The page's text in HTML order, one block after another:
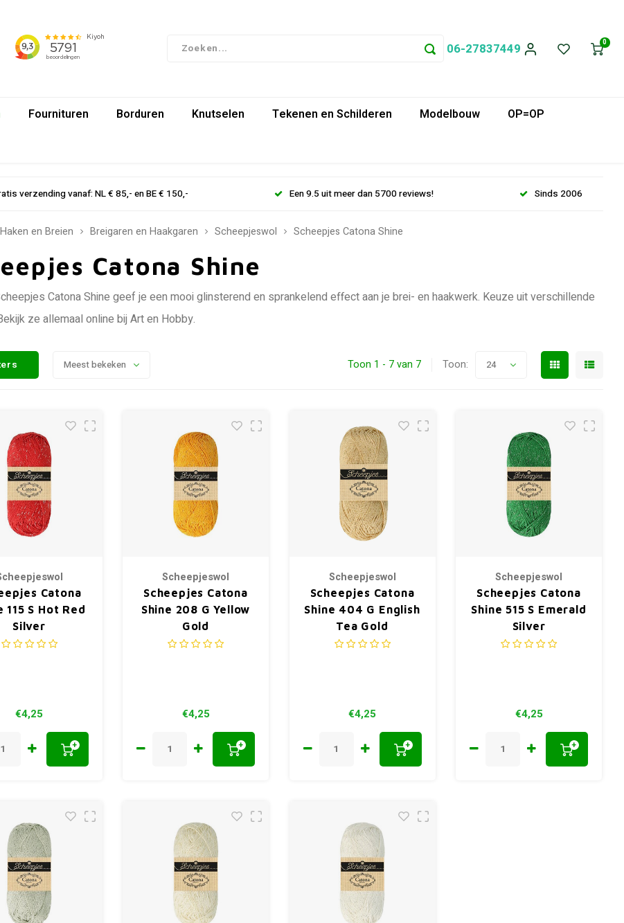
06-27837449 0
Fournituren Borduren Knutselen Tekenen en Schilderen Modelbouw
OP=OP
verzending vanaf: NL € 85,- en BE € 150,- Een 9.5 uit meer dan 5700 reviews! Sinds 2006
Haken en Breien Breigaren en Haakgaren Scheepjeswol Scheepjes Catona Shine
Catona Shine
Catona Shine geef je een mooi glinsterend en sprankelend effect aan je brei- en haakwerk. Keuze uit verschillende
ze allemaal online bij Art en Hobby.
Meest bekeken Toon 1 - 7 van 7 Toon: 24
Catona
115 S Hot Red
Silver
€4,25
+
Scheepjeswol
Scheepjes Catona
Shine 208 G Yellow
Gold
€4,25
+
Scheepjeswol
Scheepjes Catona
Shine 404 G English
Tea Gold
€4,25
+
Scheepjeswol
Scheepjes Catona
Shine 515 S Emerald
Silver
€4,25
+